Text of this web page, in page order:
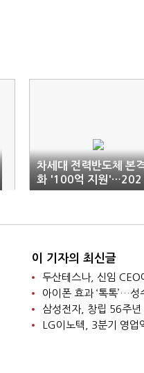
차세대 전력반도체 본
화 '100억 지원'…202
5년까지 5개 이상 상용
이 기자의 최신글
두산테스나, 신임 CEO
아이폰 효과 ‘톡톡’…
삼성전자, 창립 56주
LG이노텍, 3분기 영